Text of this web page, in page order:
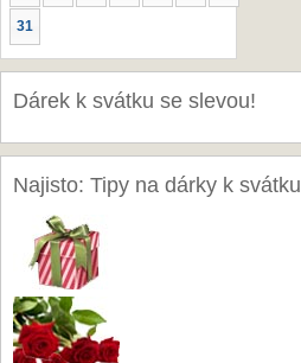
31
Dárek k svátku se slevou!
Najisto: Tipy na dárky k svátku